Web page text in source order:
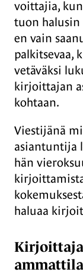
voittajia,
tuon halusin
en vain
palkitsevaa,
vetäväksi
kirjoittajan
kohtaan.
Viestijänä
asiantuntija
hän
haluaa